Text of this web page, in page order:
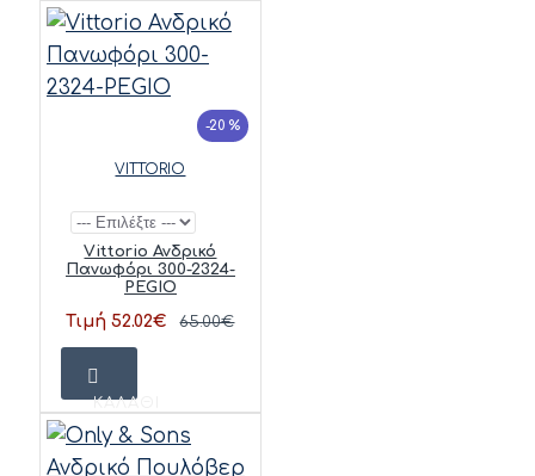
-20 %
VITTORIO
Vittorio Ανδρικό
Πανωφόρι 300-2324-
PEGIO
Τιμή 52.02€ 65.00€
ΚΑΛΆΘΙ